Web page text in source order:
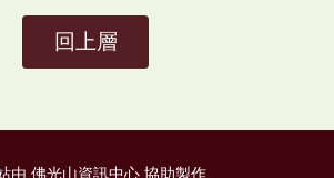
回上層
由 佛光山資訊中心 協助製作